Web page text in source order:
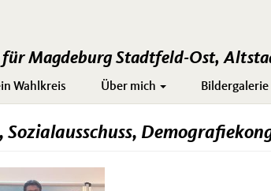
für Magdeburg Stadtfeld-Ost,
Wahlkreis Über mich Bildergalerie